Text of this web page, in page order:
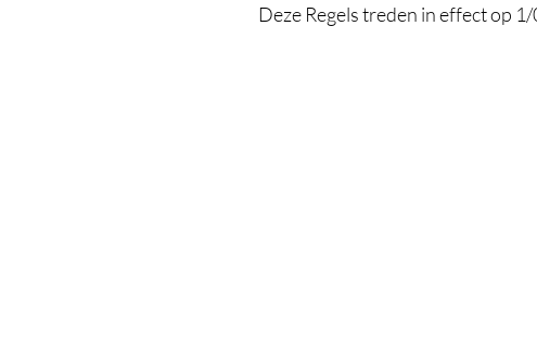
Deze Regels treden in effect op